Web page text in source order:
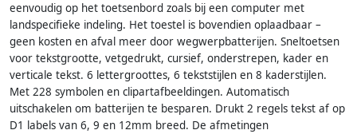
eenvoudig op het toetsenbord zoals bij een computer met
landspecifieke indeling. Het toestel is bovendien oplaadbaar –
geen kosten en afval meer door wegwerpbatterijen. Sneltoetsen
voor tekstgrootte, vetgedrukt, cursief, onderstrepen, kader en
verticale tekst. 6 lettergroottes, 6 tekststijlen en 8 kaderstijlen.
Met 228 symbolen en clipartafbeeldingen. Automatisch
uitschakelen om batterijen te besparen. Drukt 2 regels tekst af op
D1 labels van 6, 9 en 12mm breed. De afmetingen